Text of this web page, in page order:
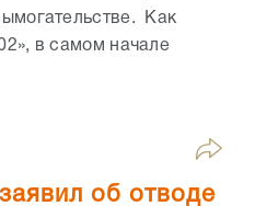
Как
в самом начале
об отводе